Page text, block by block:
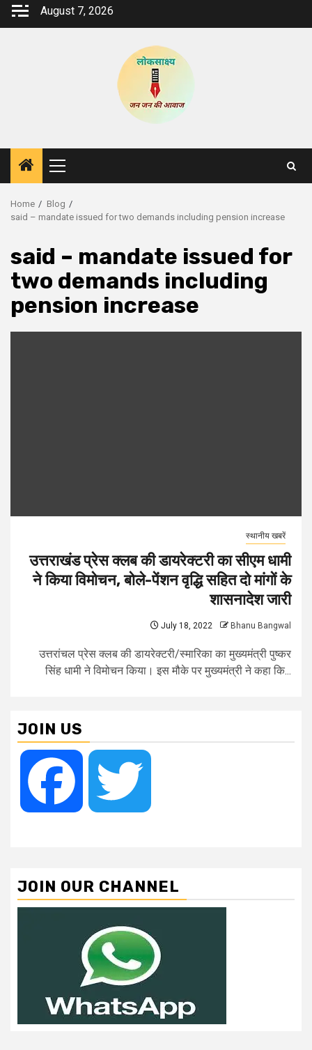
Skip
August 7, 2026
Primary
Menu
Home
Blog
said – mandate issued for two demands including pension increase
said – mandate issued for
two demands including
pension increase
स्थानीय खबरें
उत्तराखंड प्रेस क्लब की डायरेक्टरी का सीएम धामी
ने किया विमोचन, बोले-पेंशन वृद्धि सहित दो मांगों के
शासनादेश जारी
July 18, 2022 Bhanu Bangwal
उत्तरांचल प्रेस क्लब की डायरेक्टरी/स्मारिका का मुख्यमंत्री पुष्कर
सिंह धामी ने विमोचन किया। इस मौके पर मुख्यमंत्री ने कहा कि...
JOIN US
Facebook
JOIN OUR CHANNEL